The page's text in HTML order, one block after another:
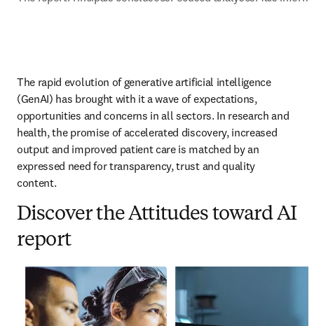
The rapid evolution of generative artificial intelligence
(GenAI) has brought with it a wave of expectations,
opportunities and concerns in all sectors. In research and
health, the promise of accelerated discovery, increased
output and improved patient care is matched by an
expressed need for transparency, trust and quality
content.
Discover the Attitudes toward AI
report